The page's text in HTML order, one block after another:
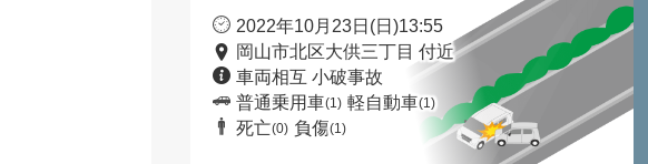
2022年10月23日(日)13:55
岡山市北区大供三丁目 付近
車両相互 小破事故
普通乗用車(1) 軽自動車(1)
死亡(0) 負傷(1)